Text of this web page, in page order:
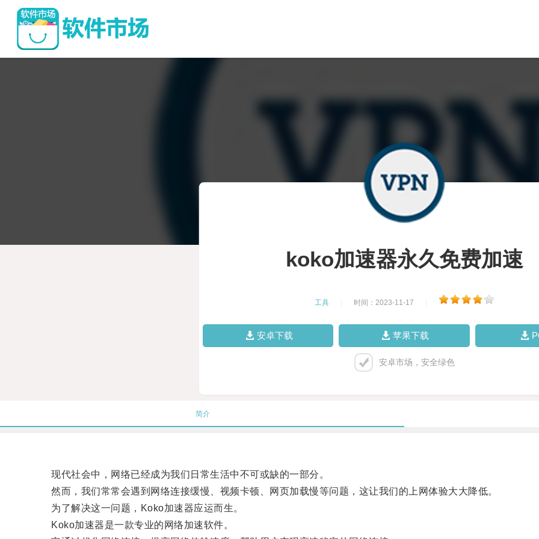
koko加速器永久免费加速
工具 时间：2023-11-17
安卓下载 苹果下载
安卓市场，安全绿色
简介
现代社会中，网络已经成为我们日常生活中不可或缺的一部分。
然而，我们常常会遇到网络连接缓慢、视频卡顿、网页加载慢等问题，这让我们的上网体验大大降低。
为了解决这一问题，Koko加速器应运而生。
Koko加速器是一款专业的网络加速软件。